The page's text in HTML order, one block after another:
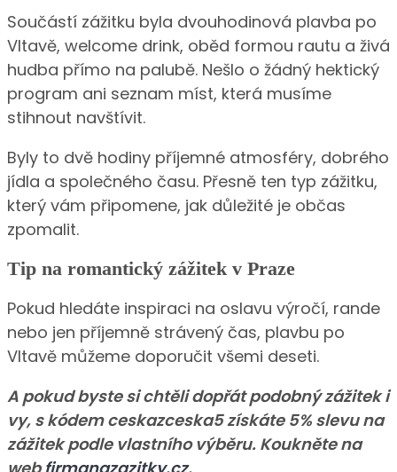
Součástí zážitku byla dvouhodinová plavba po
Vltavě, welcome drink, oběd formou rautu a živá
hudba přímo na palubě. Nešlo o žádný hektický
program ani seznam míst, která musíme
stihnout navštívit.
Byly to dvě hodiny příjemné atmosféry, dobrého
jídla a společného času. Přesně ten typ zážitku,
který vám připomene, jak důležité je občas
zpomalit.
Tip na romantický zážitek v Praze
Pokud hledáte inspiraci na oslavu výročí, rande
nebo jen příjemně strávený čas, plavbu po
Vltavě můžeme doporučit všemi deseti.
A pokud byste si chtěli dopřát podobný zážitek i
vy, s kódem ceskazceska5 získáte 5% slevu na
zážitek podle vlastního výběru. Koukněte na